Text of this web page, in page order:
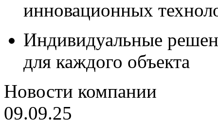
инновационных
Индивидуальные
для каждого объекта
Новости компании
09.09.25